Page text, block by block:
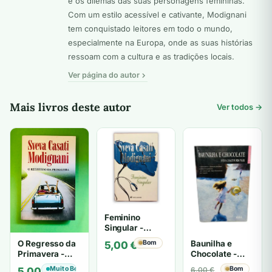
Com um estilo acessível e cativante, Modignani
tem conquistado leitores em todo o mundo,
especialmente na Europa, onde as suas histórias
ressoam com a cultura e as tradições locais.
Ver página do autor
Mais livros deste autor Ver todos →
O Regresso da
Primavera -
Sveva Casati
Muito Bom
Feminino
Singular -
Sveva Casati
Modignani
5,00€ Bom
Baunilha e
Chocolate -
Sveva Casati
6,00€ Bom